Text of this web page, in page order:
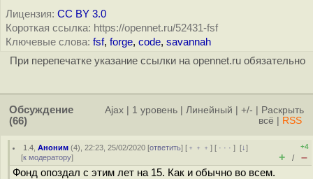
Лицензия: CC BY 3.0
Короткая ссылка: https://opennet.ru/52431-fsf
Ключевые слова: fsf, forge, code, savannah
При перепечатке указание ссылки на opennet.ru обязательно
Обсуждение
(66)
Ajax 1 уровень Линейный +/-
Раскрыть
всё
RSS
1.4 ,Аноним (4), 22:23, 25/02/2020 [ответить] [ ﹢﹢﹢] [ · · ·][↓]
[к модератору]
+4
+ / –
Фонд опоздал с этим лет на 15. Как и обычно во всем.